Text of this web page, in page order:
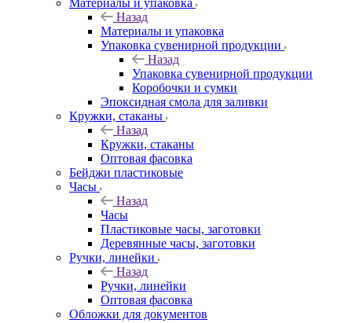
Материалы и упаковка
Назад
Материалы и упаковка
Упаковка сувенирной продукции
Назад
Упаковка сувенирной продукции
Коробочки и сумки
Эпоксидная смола для заливки
Кружки, стаканы
Назад
Кружки, стаканы
Оптовая фасовка
Бейджи пластиковые
Часы
Назад
Часы
Пластиковые часы, заготовки
Деревянные часы, заготовки
Ручки, линейки
Назад
Ручки, линейки
Оптовая фасовка
Обложки для документов